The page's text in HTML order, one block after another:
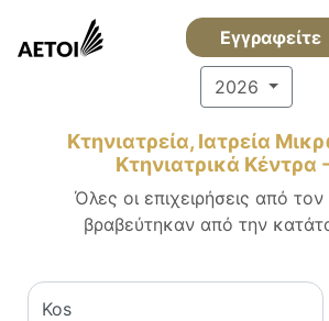
Εγγραφείτε
2026
Κτηνιατρεία, Ιατρεία
Κτηνιατρικά Κέντρα
Όλες οι επιχειρήσεις από
βραβεύτηκαν από την